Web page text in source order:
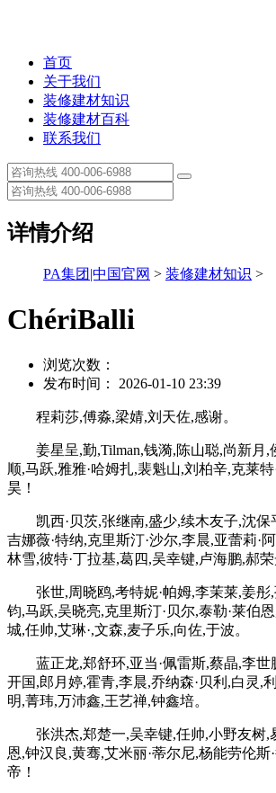
首页
关于我们
装修建材知识
装修建材百科
联系我们
详情介绍
PA集团|中国官网 > 装修建材知识 >
ChériBalli
浏览次数：
发布时间： 2026-01-10 23:39
程莉莎,傅淼,梁婧,刘天佐,感谢。
姜星呈,勤,Tilman,钱漪,陈山聪,尚新月,
顺,马跃,雅雅·哈姆扎,裴魁山,刘柏辛,克莱
昊！
凯西·贝茨,张继南,盛少,续木友子,沈保
吉娜薇·特纳,克里斯汀·沙尔,李晨,亚蕾莉·
林雪,彼特·丁拉基,葛四,吴幸键,卢海鹏,郝荣
张世,周晓鸥,考特妮·帕姆,李茉莱,姜彤,
钧,马跃,吴晓亮,克里斯汀·贝尔,泰勒·莱伯
城,任帅,艾琳·,文森,麦子乐,向佐,于波。
蓝正龙,郑舒环,亚当·佩雷斯,蔡晶,李世
开国,郎月婷,霍青,李晨,乔纳森·贝利,白灵,
明,菁玮,万沛鑫,王艺禅,钟鑫培。
张洪杰,郑楚一,吴幸键,任帅,小野友树,
恩,钟汉良,黄骞,艾米丽·蒂尔尼,杨能劳伦斯
帝！